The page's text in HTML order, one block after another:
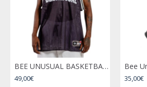
BEE UNUSUAL BASKETBALL TANK TOP Mαύρο
49,00€ 35,00€